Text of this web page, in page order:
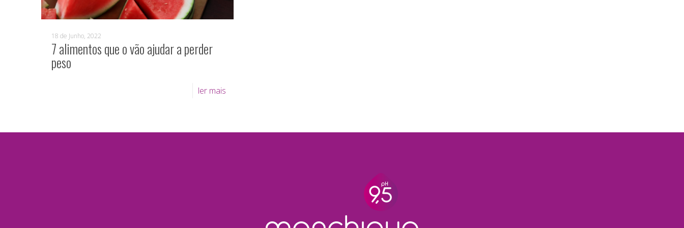
18 de Junho, 2022
7 alimentos que o vão ajudar a perder
peso
ler mais